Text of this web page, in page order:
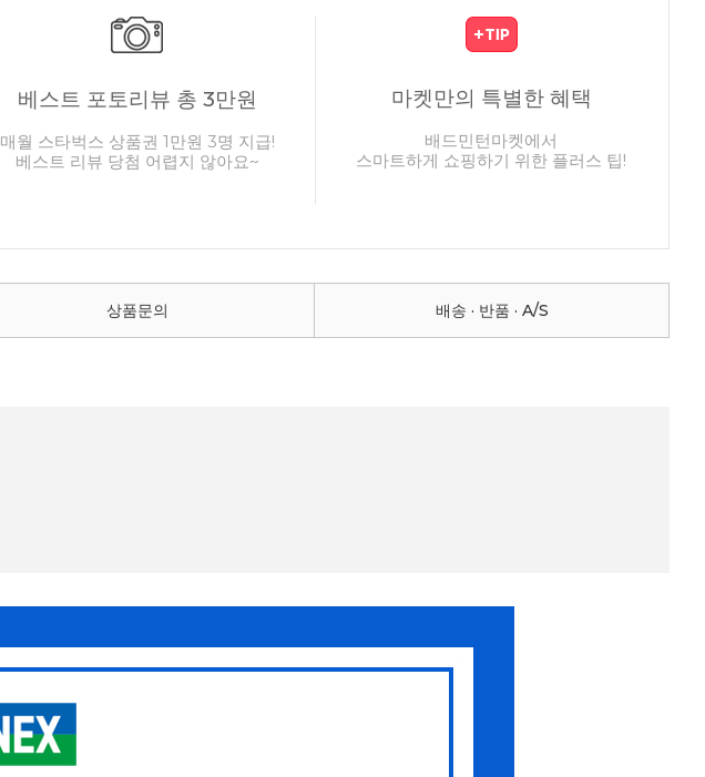
베스트 포토리뷰 총 3만원
매월 스타벅스 상품권 1만원 3명 지급!
베스트 리뷰 당첨 어렵지 않아요~
마켓만의 특별한 혜택
배드민턴마켓에서
스마트하게 쇼핑하기 위한 플러스 팁!
상품문의 배송 · 반품 · A/S